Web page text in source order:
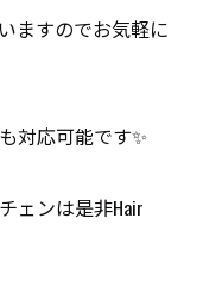
ますのでお気軽に
対応可能です✨
ェンは是非Hair